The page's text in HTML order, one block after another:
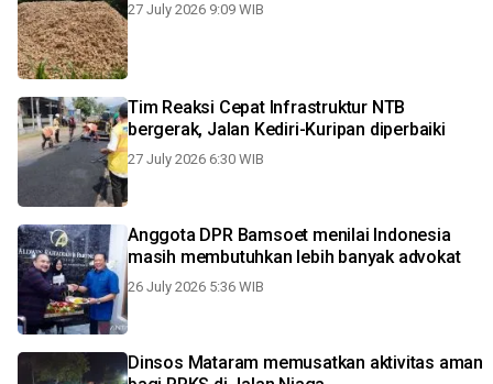
27 July 2026 9:09 WIB
Tim Reaksi Cepat Infrastruktur NTB
bergerak, Jalan Kediri-Kuripan diperbaiki
27 July 2026 6:30 WIB
Anggota DPR Bamsoet menilai Indonesia
masih membutuhkan lebih banyak advokat
26 July 2026 5:36 WIB
Dinsos Mataram memusatkan aktivitas aman